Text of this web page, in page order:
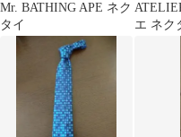
Mr. BATHING APE ネク
タイ
エ ネク
柄 フラ